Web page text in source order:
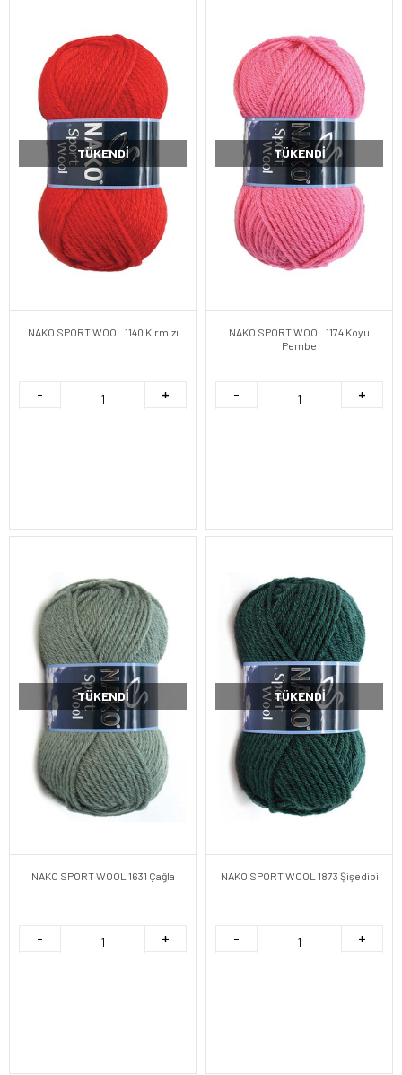
TÜKENDI
NAKO SPORT WOOL 1140 Kırmızı
TÜKENDI
NAKO SPORT WOOL 1174 Koyu
Pembe
TÜKENDI
NAKO SPORT WOOL 1631 Çağla
TÜKENDI
NAKO SPORT WOOL 1873 Şişedibi